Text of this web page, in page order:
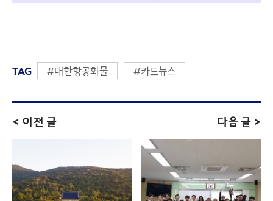
TAG #대한항공화물 #카드뉴스
< 이전 글 다음 글 >